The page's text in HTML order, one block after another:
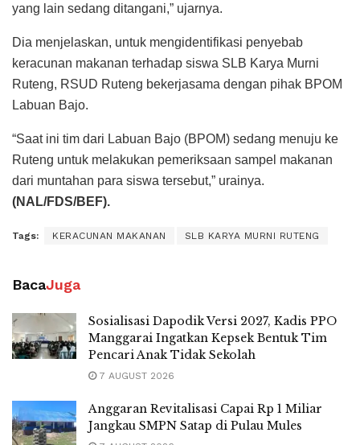
yang lain sedang ditangani,” ujarnya.
Dia menjelaskan, untuk mengidentifikasi penyebab
keracunan makanan terhadap siswa SLB Karya Murni
Ruteng, RSUD Ruteng bekerjasama dengan pihak BPOM
Labuan Bajo.
“Saat ini tim dari Labuan Bajo (BPOM) sedang menuju ke
Ruteng untuk melakukan pemeriksaan sampel makanan
dari muntahan para siswa tersebut,” urainya.
(NAL/FDS/BEF).
Tags: KERACUNAN MAKANAN SLB KARYA MURNI RUTENG
BacaJuga
Sosialisasi Dapodik Versi 2027, Kadis PPO
Manggarai Ingatkan Kepsek Bentuk Tim
Pencari Anak Tidak Sekolah
7 AUGUST 2026
Anggaran Revitalisasi Capai Rp 1 Miliar
Jangkau SMPN Satap di Pulau Mules